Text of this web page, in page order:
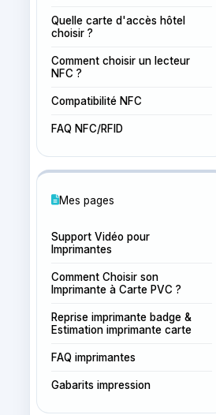
Quelle carte d'accès hôtel
choisir ?
Comment choisir un lecteur
NFC ?
Compatibilité NFC
FAQ NFC/RFID
Mes pages
Support Vidéo pour
Imprimantes
Comment Choisir son
Imprimante à Carte PVC ?
Reprise imprimante badge &
Estimation imprimante carte
FAQ imprimantes
Gabarits impression